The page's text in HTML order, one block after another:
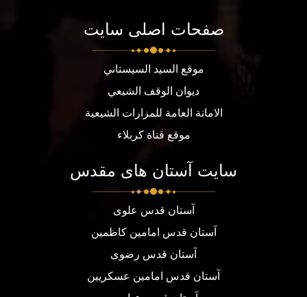
صفحات اصلی سایت
موقع السيد السيستاني
ديوان الوقف الشيعي
الامانة العامة للمزارات الشيعية
موقع قناة كربلاء
سایت آستان های مقدس
آستان قدس علوی
آستان قدس امامین کاظمین
آستان قدس رضوی
آستان قدس امامین عسکریین